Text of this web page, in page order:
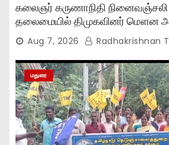
கலைஞர் கருணாநிதி
தலைமையில் திமுகவினர் மௌன
Aug 7, 2026 Radhakrishnan
மதுரை